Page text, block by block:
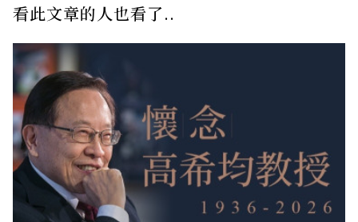
看此文章的人也看了..